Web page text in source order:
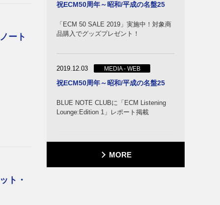
ート
ト・
祝ECM50周年～昭和/平成の名盤25
「ECM 50 SALE 2019」実施中！対象商
品購入でグッズプレゼント！
2019.12.03 MEDIA - WEB
祝ECM50周年～昭和/平成の名盤25
BLUE NOTE CLUBに「ECM Listening
Lounge:Edition 1」レポート掲載
MORE